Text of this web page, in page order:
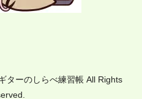
ターのしらべ練習帳 All Rights